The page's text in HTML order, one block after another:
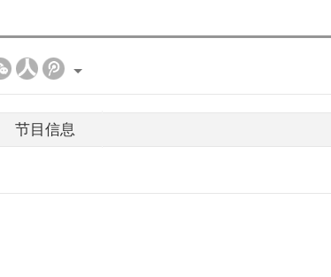
节目信息